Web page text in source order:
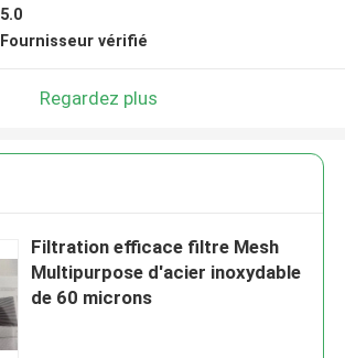
5.0
Fournisseur vérifié
Regardez plus
Filtration efficace filtre Mesh
Multipurpose d'acier inoxydable
de 60 microns